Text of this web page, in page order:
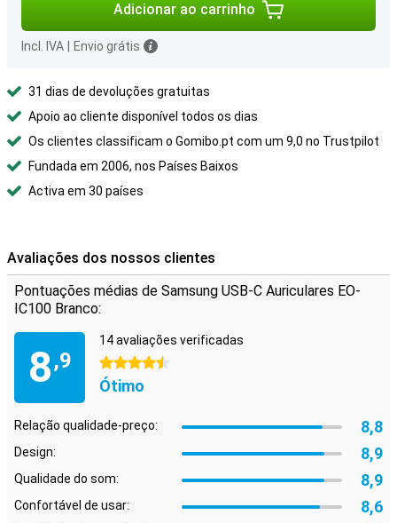
Adicionar ao carrinho
Incl. IVA Envio grátis
31 dias de devoluções gratuitas
Apoio ao cliente disponível todos os dias
Os clientes classificam o Gomibo.pt com um 9,0 no Trustpilot
Fundada em 2006, nos Países Baixos
Activa em 30 países
Avaliações dos nossos clientes
Pontuações médias de Samsung USB-C Auriculares EO-
IC100 Branco:
8,9
14 avaliações verificadas
4.5 estrelas
Ótimo
Relação qualidade-preço: 8,8
Design: 8,9
Qualidade do som: 8,9
Confortável de usar: 8,6